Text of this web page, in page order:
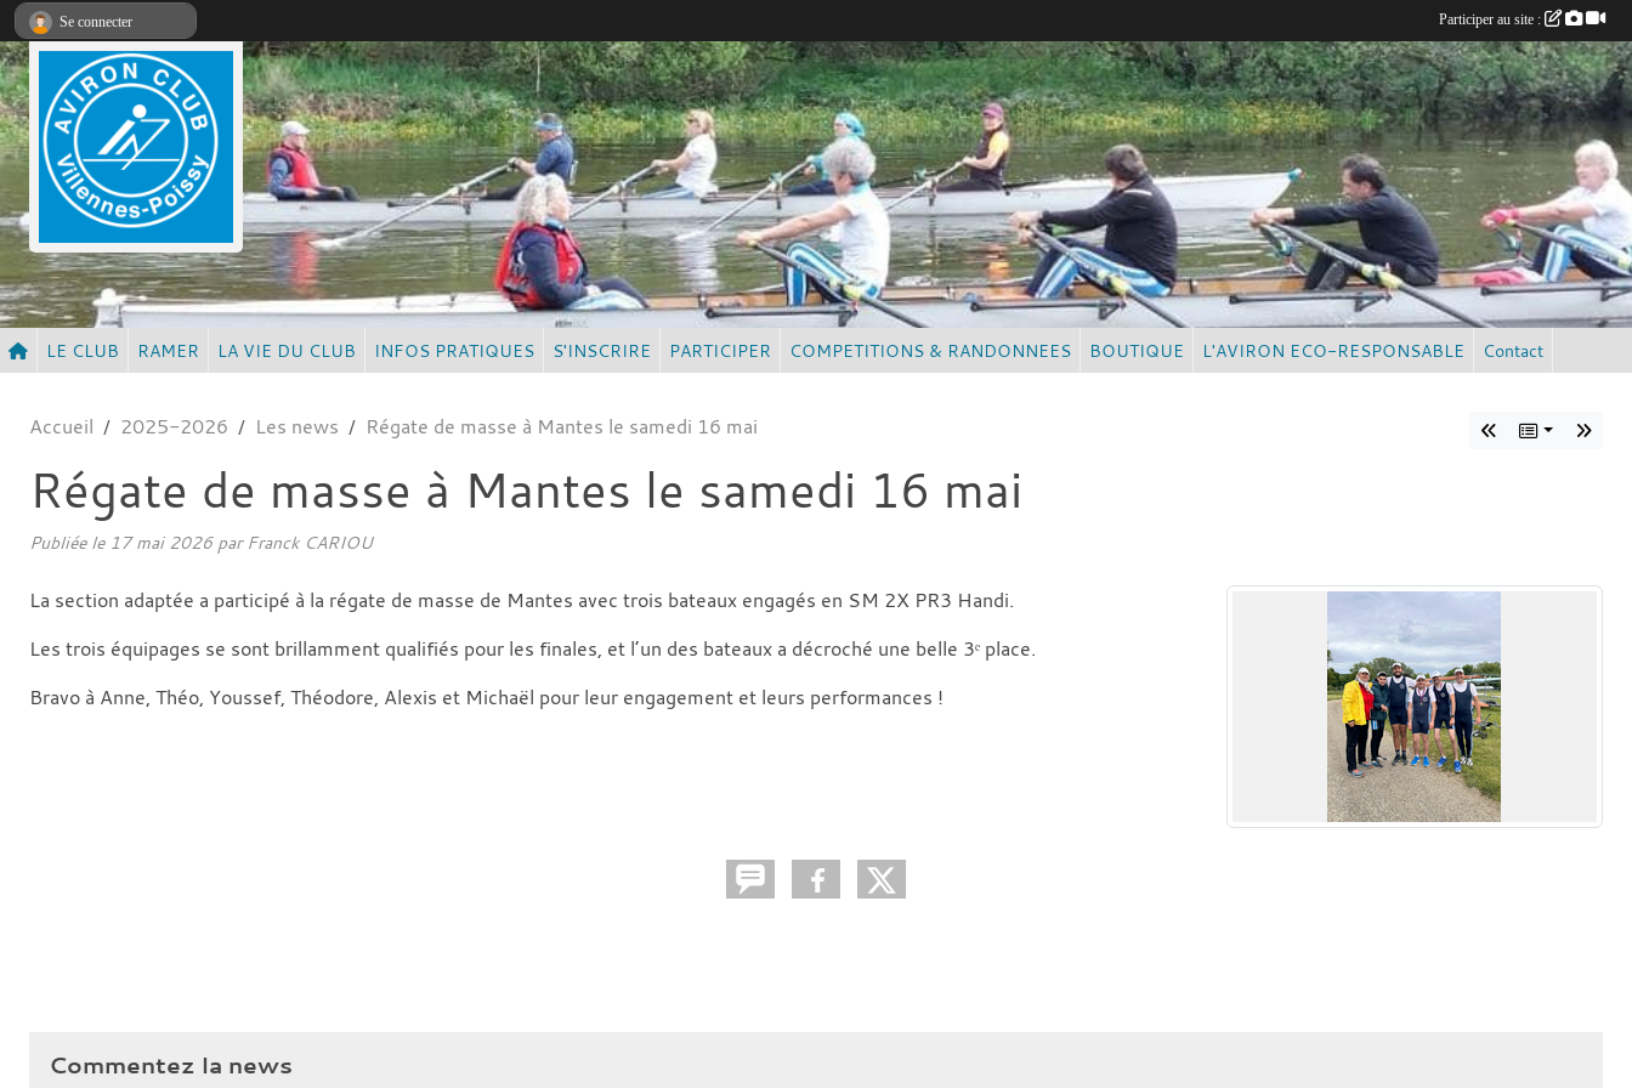
LE CLUB RAMER LA VIE DU CLUB INFOS PRATIQUES S'INSCRIRE PARTICIPER COMPETITIONS & RANDONNEES BOUTIQUE L'AVIRON ECO-RESPONSABLE Contact
Accueil 2025-2026 Les news Régate de masse à Mantes le samedi 16 mai
Régate de masse à Mantes le samedi 16 mai
Publiée le 17 mai 2026par Franck CARIOU
La section adaptée a participé à la régate de masse de Mantes avec trois bateaux engagés en SM 2X PR3 Handi.
Les trois équipages se sont brillamment qualifiés pour les finales, et l’un des bateaux a décroché une belle 3ᵉ place.
Bravo à Anne, Théo, Youssef, Théodore, Alexis et Michaël pour leur engagement et leurs performances !
Commentez la news
Se connecter Participer au site :
Panneau de gestion des cookies